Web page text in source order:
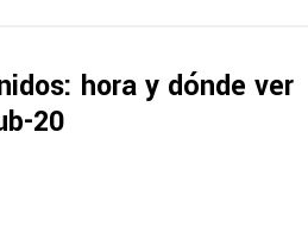
hora y dónde ver
20